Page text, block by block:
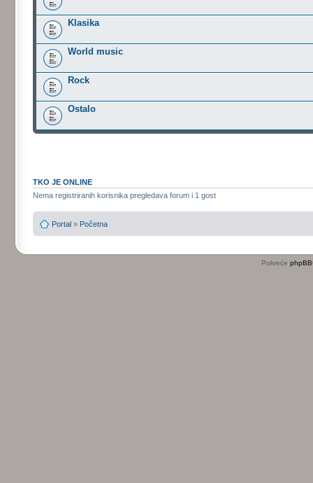
Klasika
World music
Rock
Ostalo
TKO JE ONLINE
Nema registriranih korisnika pregledava forum i 1 gost
Portal » Početna
Pokreće phpBB